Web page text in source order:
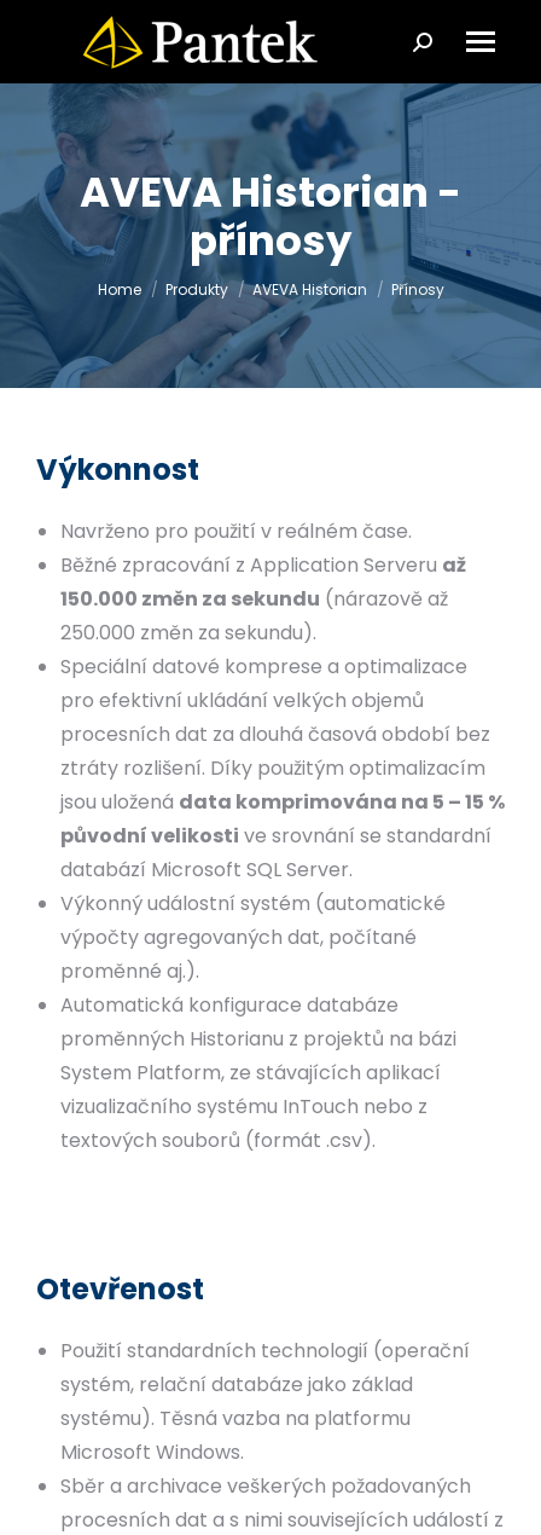
Search:
AVEVA Historian -
přínosy
You are here:
Home Produkty AVEVA Historian Přínosy
Výkonnost
Navrženo pro použití v reálném čase.
Běžné zpracování z Application Serveru až
150.000 změn za sekundu (nárazově až
250.000 změn za sekundu).
Speciální datové komprese a optimalizace
pro efektivní ukládání velkých objemů
procesních dat za dlouhá časová období bez
ztráty rozlišení. Díky použitým optimalizacím
jsou uložená data komprimována na 5 – 15 %
původní velikosti ve srovnání se standardní
databází Microsoft SQL Server.
Výkonný událostní systém (automatické
výpočty agregovaných dat, počítané
proměnné aj.).
Automatická konfigurace databáze
proměnných Historianu z projektů na bázi
System Platform, ze stávajících aplikací
vizualizačního systému InTouch nebo z
textových souborů (formát .csv).
Otevřenost
Použití standardních technologií (operační
systém, relační databáze jako základ
systému). Těsná vazba na platformu
Microsoft Windows.
Sběr a archivace veškerých požadovaných
procesních dat a s nimi souvisejících událostí z